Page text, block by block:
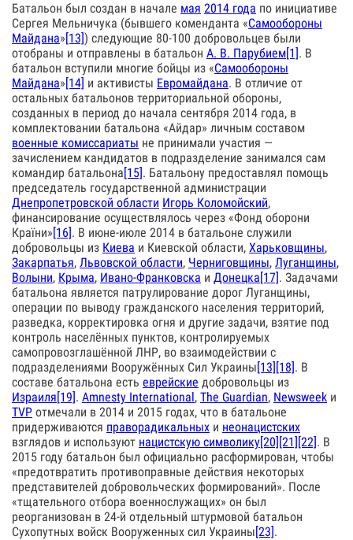
Батальон был создан в начале мая 2014 года по инициативе
Сергея Мельничука (бывшего коменданта «Самообороны
Майдана»[13]) следующие 80-100 добровольцев были
отобраны и отправлены в батальон А. В. Парубием[1]. В
батальон вступили многие бойцы из «Самообороны
Майдана»[14] и активисты Евромайдана. В отличие от
остальных батальонов территориальной обороны,
созданных в период до начала сентября 2014 года, в
комплектовании батальона «Айдар» личным составом
военные комиссариаты не принимали участия —
зачислением кандидатов в подразделение занимался сам
командир батальона[15]. Батальону предоставлял помощь
председатель государственной администрации
Днепропетровской области Игорь Коломойский,
финансирование осуществлялось через «Фонд оборони
Країни»[16]. В июне-июле 2014 в батальоне служили
добровольцы из Киева и Киевской области, Харьковщины,
Закарпатья, Львовской области, Черниговщины, Луганщины,
Волыни, Крыма, Ивано-Франковска и Донецка[17]. Задачами
батальона является патрулирование дорог Луганщины,
операции по выводу гражданского населения территорий,
разведка, корректировка огня и другие задачи, взятие под
контроль населённых пунктов, контролируемых
самопровозглашённой ЛНР, во взаимодействии с
подразделениями Вооружённых Сил Украины[13] [18]. В
составе батальона есть еврейские добровольцы из
Израиля[19]. Amnesty International, The Guardian, Newsweek и
TVP отмечали в 2014 и 2015 годах, что в батальоне
придерживаются праворадикальных и неонацистских
взглядов и используют нацистскую символику[20] [21] [22]. В
2015 году батальон был официально расформирован, чтобы
«предотвратить противоправные действия некоторых
представителей добровольческих формирований». После
«тщательного отбора военнослужащих» он был
реорганизован в 24-й отдельный штурмовой батальон
Сухопутных войск Вооруженных сил Украины[23].